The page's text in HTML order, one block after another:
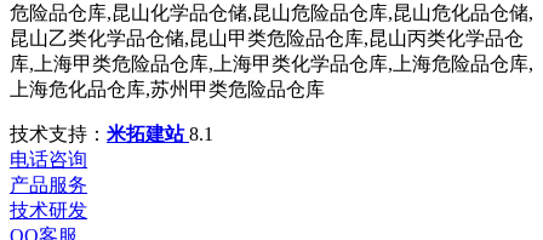
危险品仓库,昆山化学品仓储,昆山危险品仓库,昆山危化品仓储,
昆山乙类化学品仓储,昆山甲类危险品仓库,昆山丙类化学品仓
库,上海甲类危险品仓库,上海甲类化学品仓库,上海危险品仓库,
上海危化品仓库,苏州甲类危险品仓库
技术支持： 米拓建站8.1
电话咨询
产品服务
技术研发
QQ客服